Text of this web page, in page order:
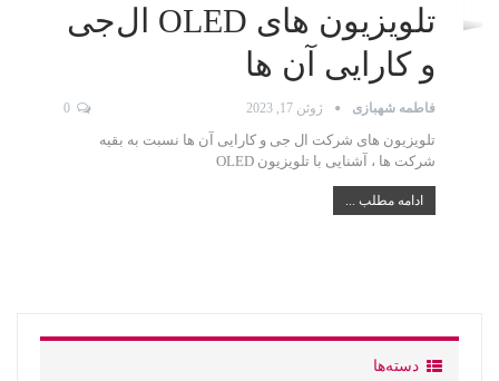
تلویزیون های OLED ال‌جی
و کارایی آن ها
فاطمه شهبازی ژوئن 17, 2023 0
تلویزیون های شرکت ال جی و کارایی آن ها نسبت به بقیه
شرکت ها ، آشنایی با تلویزیون OLED
ادامه مطلب ...
دسته‌ها